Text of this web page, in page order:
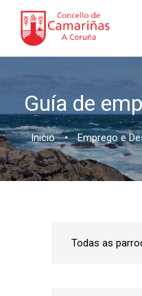
Guía de
Inicio • Emprego e